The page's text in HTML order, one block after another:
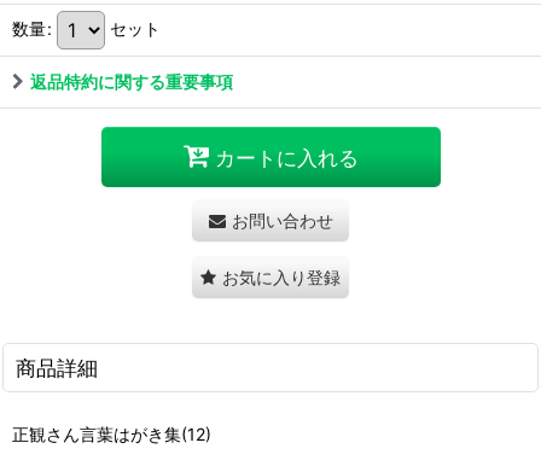
数量: セット
返品特約に関する重要事項
カートに入れる
お問い合わせ
お気に入り登録
商品詳細
正観さん言葉はがき集(12)